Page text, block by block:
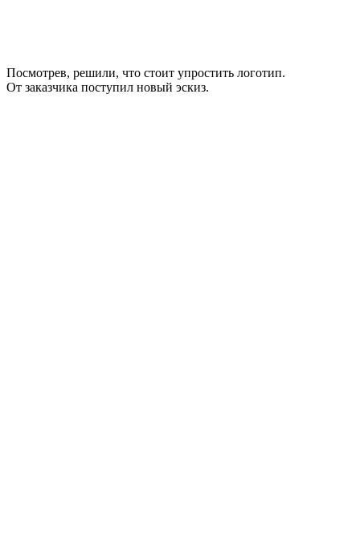
Посмотрев, решили, что стоит упростить логотип.
От заказчика поступил новый эскиз.